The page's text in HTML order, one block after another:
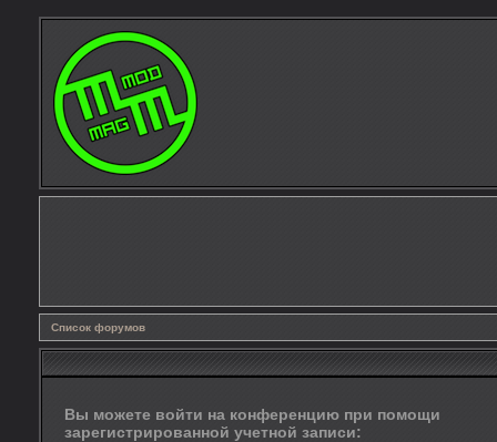
Список форумов
Вы можете войти на конференцию при помощи
зарегистрированной учетной записи: